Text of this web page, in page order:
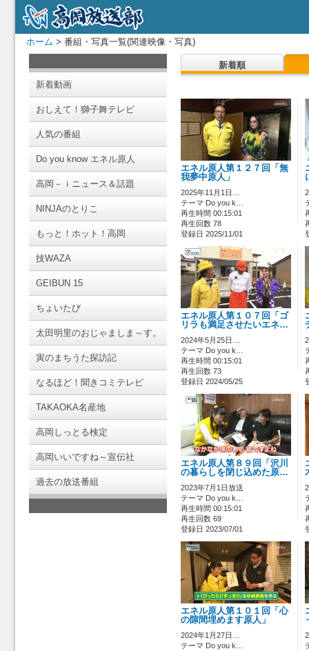
ホーム > 番組・写真一覧(関連映像・写真)
新着動画
おしえて！獅子舞テレビ
人気の番組
Do you know エネル原人
高岡－ｉニュース＆話題
NINJAのとりこ
もっと！ホット！高岡
技WAZA
GEIBUN 15
ちょいたび
太田明里のおじゃましま～す。
寅のまちうた探訪記
なるほど！聞きコミテレビ
TAKAOKA名産地
高岡しっとる検定
高岡いいですね～宣伝社
過去の放送番組
新着順
エネル原人第１２７回「無
我夢中原人」
2025年11月1日…
テーマ Do you k…
再生時間 00:15:01
再生回数 78
登録日 2025/11/01
エネル原人第１０７回「ゴ
リラも満足させたいエネ…
2024年5月25日…
テーマ Do you k…
再生時間 00:15:01
再生回数 73
登録日 2024/05/25
エネル原人第８９回「沢川
の暮らしを閉じ込めた原…
2023年7月1日放送
テーマ Do you k…
再生時間 00:15:01
再生回数 69
登録日 2023/07/01
エネル原人第１０１回「心
の隙間埋めます原人」
2024年1月27日…
テーマ Do you k…